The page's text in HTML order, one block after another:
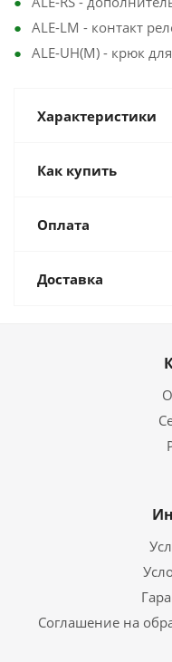
ALE-LM - контакт
ALE-UH(M) - крюк
Характеристики
Как купить
Оплата
Доставка
Соглашение на